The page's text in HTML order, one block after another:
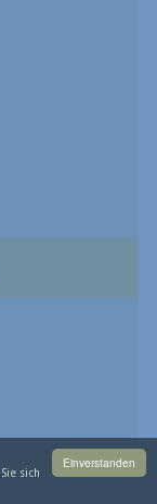
Einverstanden
sich